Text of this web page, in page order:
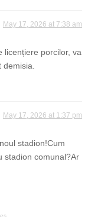
May 17, 2026 at 7:38 am
licențiere porcilor, va
demisia.
May 17, 2026 at 1:37 pm
stadion!Cum
stadion comunal?Ar